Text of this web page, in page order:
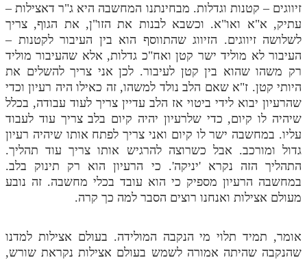
תלמוד עשר הספירות חלק ט
תלמוד עשר הספירות חלק י
תלמוד עשר הספירות חלק יב
תלמוד עשר הספירות חלק יג
תלמוד עשר הספירות חלק יד
תלמוד עשר הספירות חלק טו
תלמוד עשר הספירות חלק טז
אודות האתר
זיווגים – קטנות וגדלות. מבחינתנו המחשבה היא ג"ר דאצילות –
עתיק, א"א ואו"א. וכשבא לבנות את הזו"ן, את הגוף, צריך
לשלושה זיווגים. הזיווג שהתווסף הוא בין העיבור לקטנות –
העיבור לא מוליד ישר קטן ואח"כ גדלות, אלא שהעיבור מוליד
רק משהו שהוא בין קטן לעיבור. לכן אני צריך להשלים את
היותי קטן. ז"א שאם הלב נולד למשהו, זה כאילו היה רעיון וכדי
שהרעיון יבוא לידי ביטוי אז הלב עדיין צריך לעוד עבודה, בכלל
שיהיה לו קיום, כדי שלרעיון יהיה קיום בלב צריך עוד לעבוד
עליו. במחשבה ישר לו קיום ואני צריך לפתח אותו שיהיה רעיון
גדול ומורכב. אבל כשרוצה להרגיש אותו צריך עוד תהליך.
התהליך הזה נקרא 'יניקה'. כי הרעיון הוא רק תינוק בלב.
במחשבה הרעיון מספיק כי הוא עובד בכלי מחשבה. זה נובע
מעולם אצילות ואנחנו רוצים הסבר למה כך קרה.
אומר, תמיד תלוי מי הנקבה המולידה. בעולם אצילות למדנו
שהנקבה שהיתה אמורה לשמש בעולם אצילות נקראת שורש,